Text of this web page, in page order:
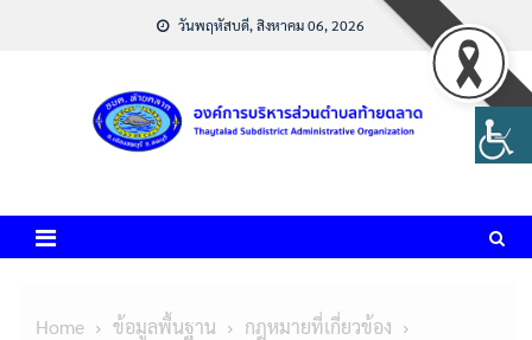
วันพฤหัสบดี, สิงหาคม 06, 2026
Home ข้อมูลพื้นฐาน
กฎหมายที่เกี่ยวข้อง